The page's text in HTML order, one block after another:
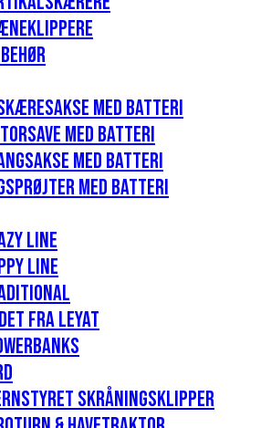
med batteri
med batteri
med batteri
med batteri
Line
Line
fra Leyat
skråningsklipper